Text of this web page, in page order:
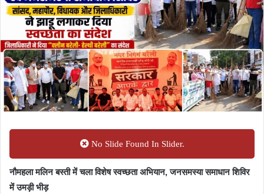
No Slide Found In Slider.
नौमहला मलिन बस्ती में चला विशेष स्वच्छता अभियान, जनसमस्या समाधान शिविर
में उमड़ी भीड़